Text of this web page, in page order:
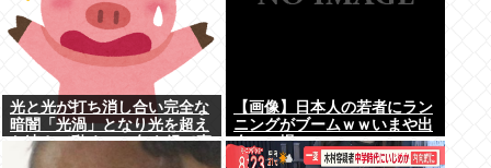
光と光が打ち消し合い完全な
暗闇「光渦」となり光を超え
た速さで動く→50年を経て直
接観測成功
【画像】日本人の若者にラン
ニングがブームｗｗいまや出
会いの場にwww